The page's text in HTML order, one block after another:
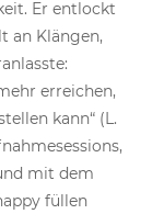
Er entlockt
an Klängen,
erreichen,
kann“ (L.
mit dem
füllen